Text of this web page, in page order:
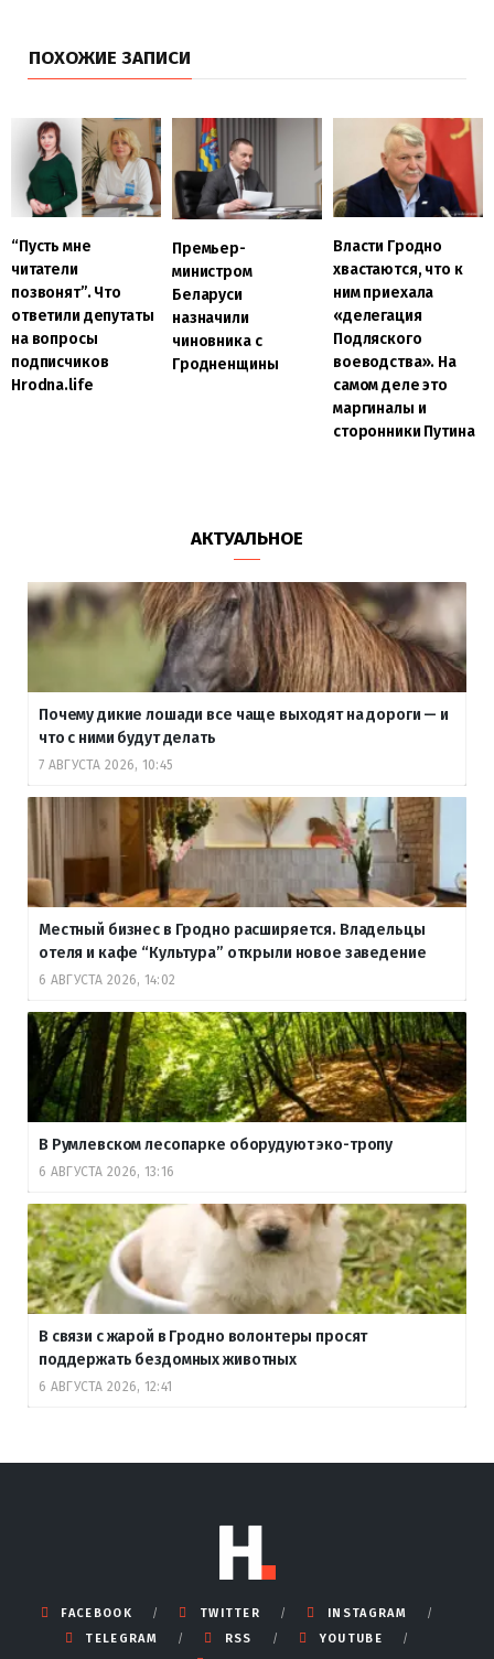
ПОХОЖИЕ ЗАПИСИ
“Пусть мне
читатели
позвонят”. Что
ответили депутаты
на вопросы
подписчиков
Hrodna.life
Премьер-
министром
Беларуси
назначили
чиновника с
Гродненщины
Власти Гродно
хвастаются, что к
ним приехала
«делегация
Подляского
воеводства». На
самом деле это
маргиналы и
сторонники Путина
АКТУАЛЬНОЕ
Почему дикие лошади все чаще выходят на дороги — и
что с ними будут делать
7 АВГУСТА 2026, 10:45
Местный бизнес в Гродно расширяется. Владельцы
отеля и кафе “Культура” открыли новое заведение
6 АВГУСТА 2026, 14:02
В Румлевском лесопарке оборудуют эко-тропу
6 АВГУСТА 2026, 13:16
В связи с жарой в Гродно волонтеры просят
поддержать бездомных животных
6 АВГУСТА 2026, 12:41
FACEBOOK TWITTER
INSTAGRAM
TELEGRAM
RSS
YOUTUBE